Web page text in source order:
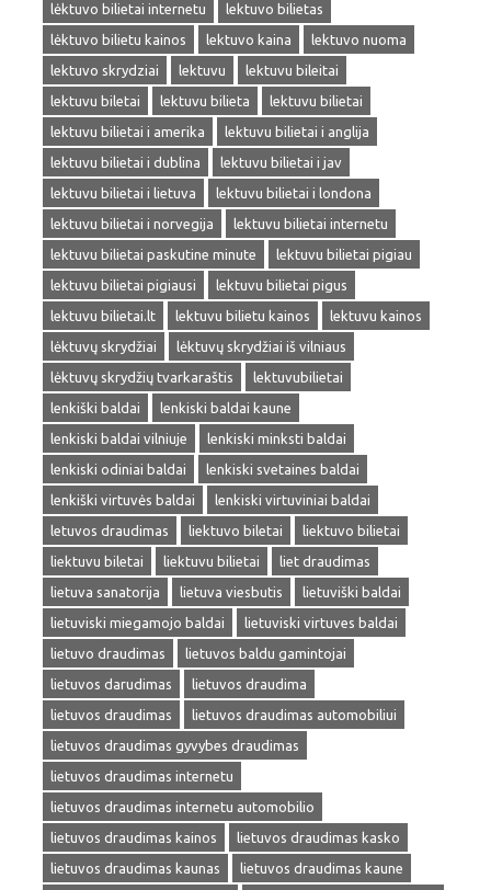
lėktuvo bilietai internetu
lektuvo bilietas
lėktuvo bilietu kainos
lektuvo kaina
lektuvo nuoma
lektuvo skrydziai
lektuvu
lektuvu bileitai
lektuvu biletai
lektuvu bilieta
lektuvu bilietai
lektuvu bilietai i amerika
lektuvu bilietai i anglija
lektuvu bilietai i dublina
lektuvu bilietai i jav
lektuvu bilietai i lietuva
lektuvu bilietai i londona
lektuvu bilietai i norvegija
lektuvu bilietai internetu
lektuvu bilietai paskutine minute
lektuvu bilietai pigiau
lektuvu bilietai pigiausi
lektuvu bilietai pigus
lektuvu bilietai.lt
lektuvu bilietu kainos
lektuvu kainos
lėktuvų skrydžiai
lėktuvų skrydžiai iš vilniaus
lėktuvų skrydžių tvarkaraštis
lektuvubilietai
lenkiški baldai
lenkiski baldai kaune
lenkiski baldai vilniuje
lenkiski minksti baldai
lenkiski odiniai baldai
lenkiski svetaines baldai
lenkiški virtuvės baldai
lenkiski virtuviniai baldai
letuvos draudimas
liektuvo biletai
liektuvo bilietai
liektuvu biletai
liektuvu bilietai
liet draudimas
lietuva sanatorija
lietuva viesbutis
lietuviški baldai
lietuviski miegamojo baldai
lietuviski virtuves baldai
lietuvo draudimas
lietuvos baldu gamintojai
lietuvos darudimas
lietuvos draudima
lietuvos draudimas
lietuvos draudimas automobiliui
lietuvos draudimas gyvybes draudimas
lietuvos draudimas internetu
lietuvos draudimas internetu automobilio
lietuvos draudimas kainos
lietuvos draudimas kasko
lietuvos draudimas kaunas
lietuvos draudimas kaune